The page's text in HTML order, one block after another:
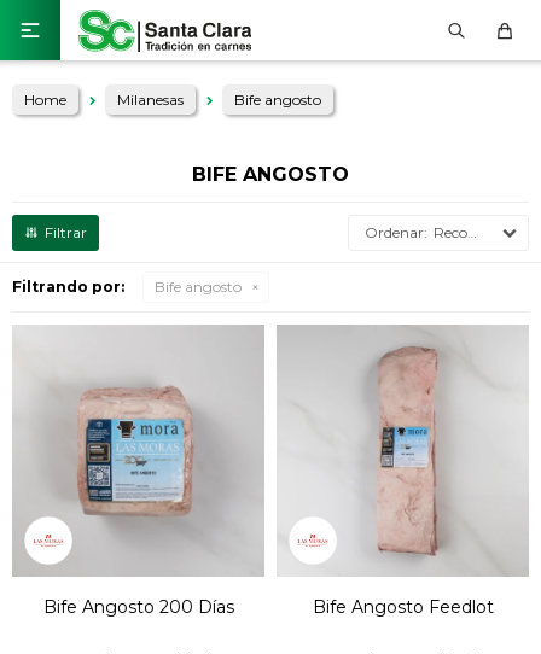

Home Milanesas Bife angosto
BIFE ANGOSTO
Recomendados
Filtrando por: Bife angosto
Bife Angosto 200 Días Bife Angosto Feedlot